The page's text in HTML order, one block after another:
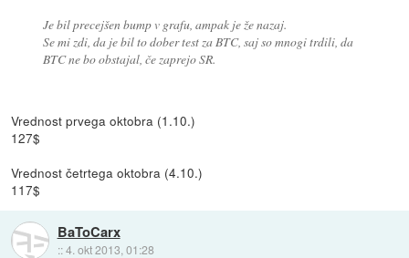
Je bil precejšen bump v grafu, ampak je že nazaj.
Se mi zdi, da je bil to dober test za BTC, saj so mnogi trdili, da
BTC ne bo obstajal, če zaprejo SR.
Vrednost prvega oktobra (1.10.)
127$
Vrednost četrtega oktobra (4.10.)
117$
BaToCarx
::4. okt 2013, 01:28